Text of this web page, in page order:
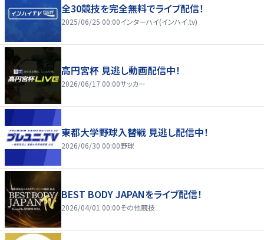
全30競技を完全無料でライブ配信！
2025/06/25 00:00インターハイ(インハイ.tv)
高円宮杯 見逃し動画配信中！
2026/06/17 00:00サッカー
東都大学野球入替戦 見逃し配信中！
2026/06/30 00:00野球
BEST BODY JAPANをライブ配信！
2026/04/01 00:00その他競技